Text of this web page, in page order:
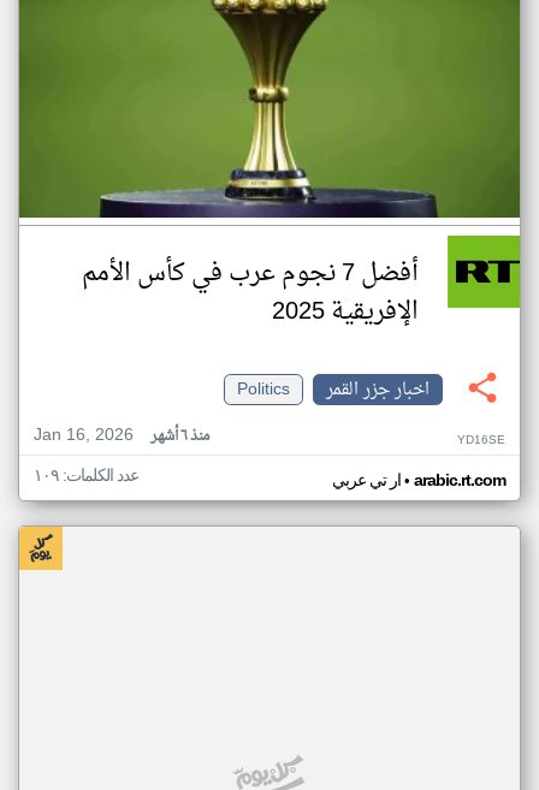
أفضل 7 نجوم عرب في كأس الأمم
الإفريقية 2025
اخبار جزر القمر
Politics
Jan 16, 2026
منذ ٦ أشهر YD16SE
ار تي عربي• arabic.rt.com عدد الكلمات: ١٠٩